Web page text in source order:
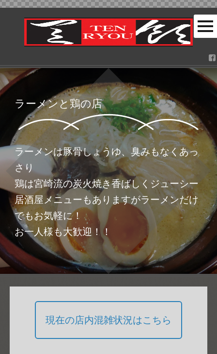
ラーメンと鶏の店
ラーメンは豚骨しょうゆ、臭みもなくあっ
さり
鶏は宮崎流の炭火焼き香ばしくジューシー
居酒屋メニューもありますがラーメンだけ
でもお気軽に！
お一人様も大歓迎！！
現在の店内混雑状況はこちら